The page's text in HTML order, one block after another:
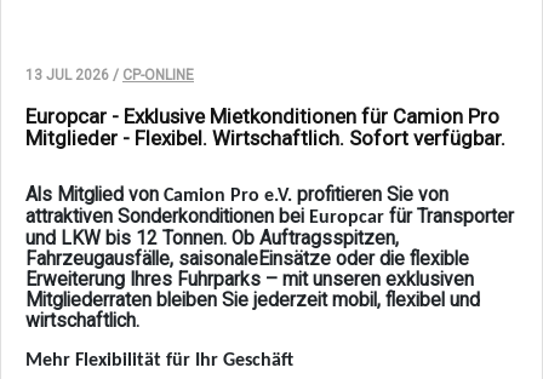
13 JUL 2026 / CP-ONLINE
Europcar - Exklusive Mietkonditionen für Camion Pro
Mitglieder - Flexibel. Wirtschaftlich. Sofort verfügbar.
Als Mitglied von Camion Pro e.V. profitieren Sie von
attraktiven Sonderkonditionen bei Europcar für Transporter
und LKW bis 12 Tonnen. Ob Auftragsspitzen,
Fahrzeugausfälle, saisonaleEinsätze oder die flexible
Erweiterung Ihres Fuhrparks – mit unseren exklusiven
Mitgliederraten bleiben Sie jederzeit mobil, flexibel und
wirtschaftlich.
Mehr Flexibilität für Ihr Geschäft